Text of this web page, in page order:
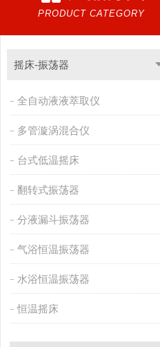
PRODUCT CATEGORY
摇床-振荡器
全自动液液萃取仪
多管漩涡混合仪
台式低温摇床
翻转式振荡器
分液漏斗振荡器
气浴恒温振荡器
水浴恒温振荡器
恒温摇床